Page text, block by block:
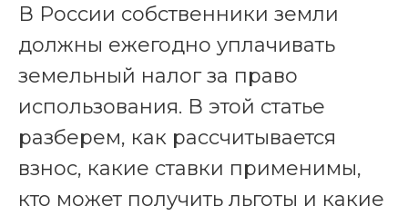
В России собственники земли
должны ежегодно уплачивать
земельный налог за право
использования. В этой статье
разберем, как рассчитывается
взнос, какие ставки применимы,
кто может получить льготы и какие